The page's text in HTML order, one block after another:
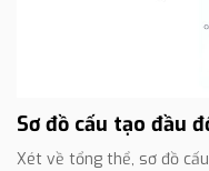
Sơ đồ cấu tạo đầu
Xét về tổng thể, sơ đồ